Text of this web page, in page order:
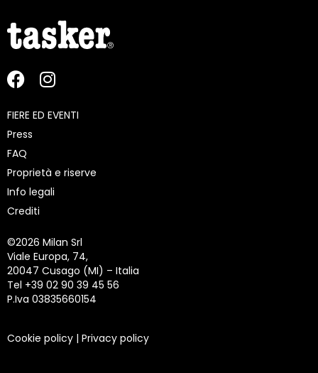
FIERE ED EVENTI
Press
FAQ
Proprietà e riserve
Info legali
Crediti
©2026 Milan Srl
Viale Europa, 74,
20047 Cusago (MI) – Italia
Tel +39 02 90 39 45 56
P.Iva 03835660154
Cookie policy | Privacy policy